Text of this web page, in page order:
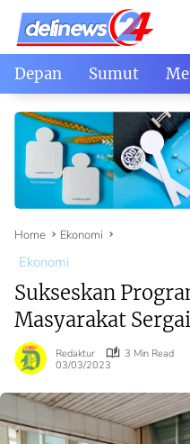
Skip
content
Depan Sumut
Home Ekonomi
Ekonomi
Sukseskan
Masyarakat
Redaktur
3 Min Read
03/03/2023